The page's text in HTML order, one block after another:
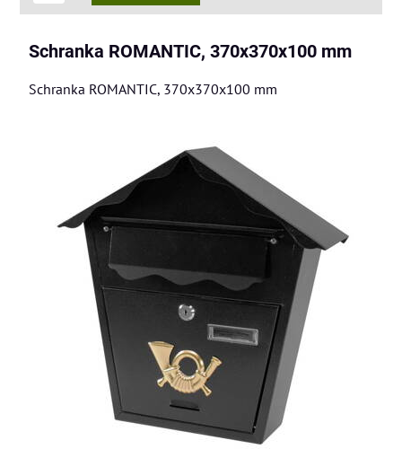
Schranka ROMANTIC, 370x370x100 mm
Schranka ROMANTIC, 370x370x100 mm